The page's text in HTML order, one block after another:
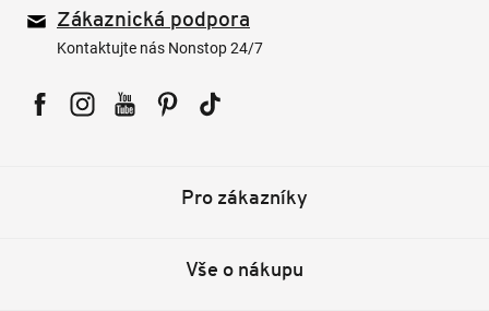
Zákaznická podpora
Kontaktujte nás Nonstop 24/7
Pro zákazníky
Vše o nákupu